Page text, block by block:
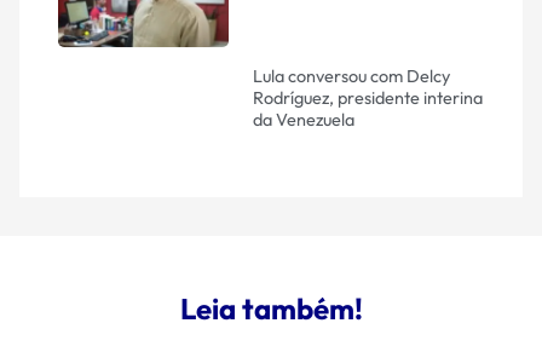
Lula conversou com Delcy
Rodríguez, presidente interina
da Venezuela
Leia também!